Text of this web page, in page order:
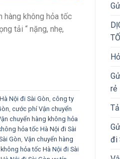
hàng không hỏa tốc
tải “ nặng, nhẹ,
Nội đi Sài Gòn, công ty
, cước phí Vận chuyển
chuyển hàng không hỏa
hỏa tốc Hà Nội đi Sài
Gòn, Vận chuyển hàng
hỏa tốc Hà Nội đi Sài
rẻ
đi